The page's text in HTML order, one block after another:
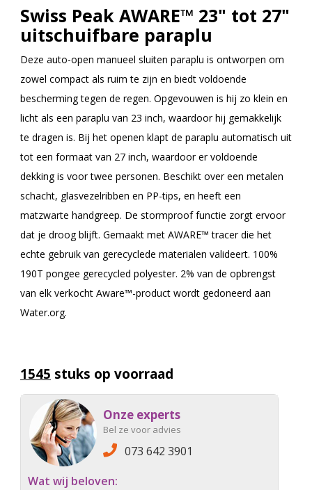
Swiss Peak AWARE™ 23" tot 27"
uitschuifbare paraplu
Deze auto-open manueel sluiten paraplu is ontworpen om
zowel compact als ruim te zijn en biedt voldoende
bescherming tegen de regen. Opgevouwen is hij zo klein en
licht als een paraplu van 23 inch, waardoor hij gemakkelijk
te dragen is. Bij het openen klapt de paraplu automatisch uit
tot een formaat van 27 inch, waardoor er voldoende
dekking is voor twee personen. Beschikt over een metalen
schacht, glasvezelribben en PP-tips, en heeft een
matzwarte handgreep. De stormproof functie zorgt ervoor
dat je droog blijft. Gemaakt met AWARE™ tracer die het
echte gebruik van gerecyclede materialen valideert. 100%
190T pongee gerecycled polyester. 2% van de opbrengst
van elk verkocht Aware™-product wordt gedoneerd aan
Water.org.
1545 stuks op voorraad
Onze experts
Bel ze voor advies
073 642 3901
Wat wij beloven: